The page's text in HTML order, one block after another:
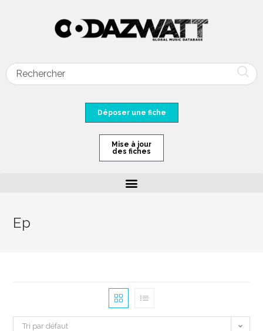
Déposer une fiche
Mise à jour
des fiches
Ep
Tri par défaut